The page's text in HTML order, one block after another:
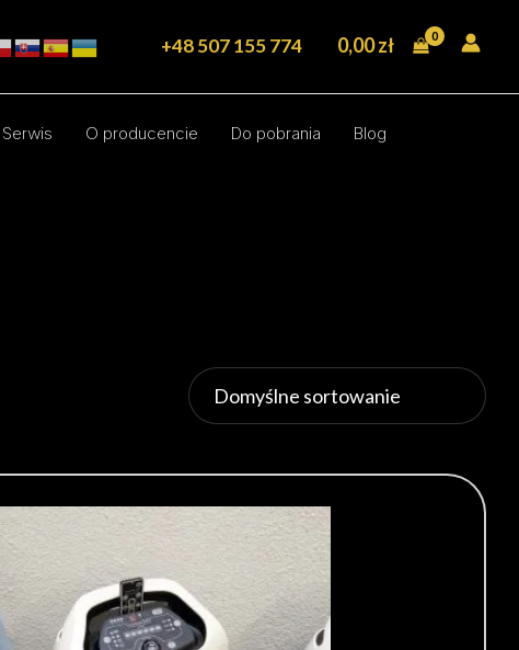
+48 507 155 774 0,00zł
Serwis O producencie Do pobrania
Blog